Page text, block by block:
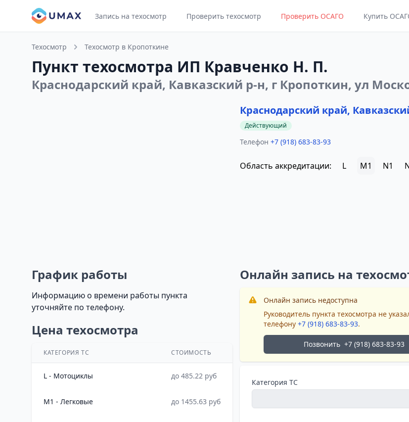
Запись на техосмотр Проверить техосмотр Проверить ОСАГО Купить
Техосмотр Техосмотр в Кропоткине
Пункт техосмотра ИП Кравченко Н. П.
Краснодарский край, Кавказский р-н, г Кропоткин, ул
Краснодарский край,
Действующий
Телефон +7 (918) 683-83-93
Область аккредитации: L M1 N1
График работы
Информацию о времени работы пункта
уточняйте по телефону.
Цена техосмотра
КАТЕГОРИЯ ТС СТОИМОСТЬ
L - Мотоциклы до 485.22 руб
M1 - Легковые до 1455.63 руб
Онлайн запись на
Онлайн запись недоступна
Руководитель пункта техосмотра не
телефону+7 (918) 683-83-93.
Позвонить +7 (918) 683-83-93
Категория ТС